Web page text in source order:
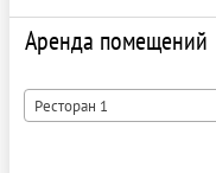
Аренда помещений
Ресторан 1